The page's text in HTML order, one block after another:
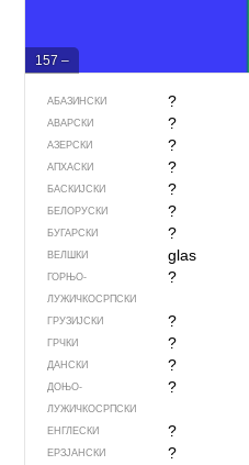
157 –
АБАЗИНСКИ ?
АВАРСКИ ?
АЗЕРСКИ ?
АПХАСКИ ?
БАСКИЈСКИ ?
БЕЛОРУСКИ ?
БУГАРСКИ ?
ВЕЛШКИ glas
ГОРЊО­
ЛУЖИЧКОСРПСКИ
?
ГРУЗИЈСКИ ?
ГРЧКИ ?
ДАНСКИ ?
ДОЊО­
ЛУЖИЧКОСРПСКИ
?
ЕНГЛЕСКИ ?
ЕРЗЈАНСКИ ?